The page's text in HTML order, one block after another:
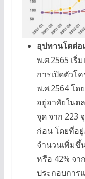
อุปทานโตต่อ
พ.ศ.2565 เ
การเปิดตัวโ
พ.ศ.2564 โ
อยู่อาศัยในต
จุด จาก 223
ก่อน โดยที่อ
จำนวนเพิ่มขึ้
หรือ 42% จ
ประกอบการ